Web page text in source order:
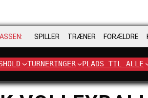
SPILLER TRÆNER FORÆLDRE
TURNERINGER PLADS TIL ALLE